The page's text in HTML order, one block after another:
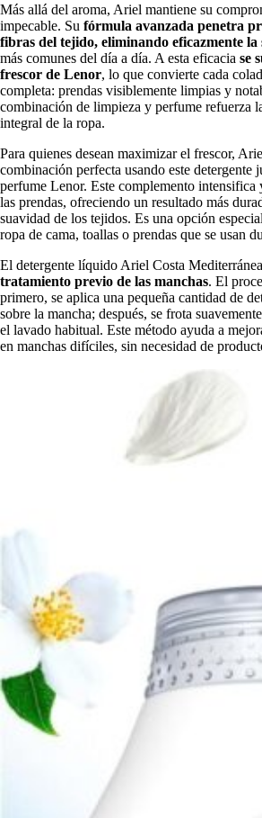
Más allá del aroma, Ariel mantiene su
impecable. Su fórmula avanzada penetra
fibras del tejido, eliminando eficazmente la
más comunes del día a día. A esta eficacia se
frescor de Lenor, lo que convierte cada
completa: prendas visiblemente limpias y
combinación de limpieza y perfume refuerza
integral de la ropa.
Para quienes desean maximizar el frescor,
combinación perfecta usando este detergente
perfume Lenor. Este complemento intensifica
las prendas, ofreciendo un resultado más
suavidad de los tejidos. Es una opción
ropa de cama, toallas o prendas que se usan
El detergente líquido Ariel Costa
tratamiento previo de las manchas. El
primero, se aplica una pequeña cantidad de
sobre la mancha; después, se frota
el lavado habitual. Este método ayuda a
en manchas difíciles, sin necesidad de